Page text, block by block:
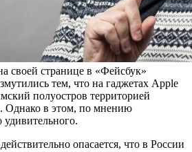
своей странице в «Фейсбук»
тем, что на гаджетах Apple
полуостров территорией
Однако в этом, по мнению
удивительного.
опасается, что в России